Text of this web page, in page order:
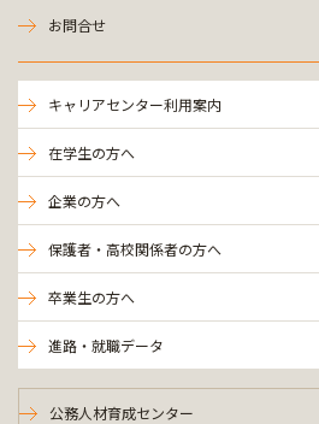
お問合せ
キャリアセンター利用案内
在学生の方へ
企業の方へ
保護者・高校関係者の方へ
卒業生の方へ
進路・就職データ
公務人材育成センター